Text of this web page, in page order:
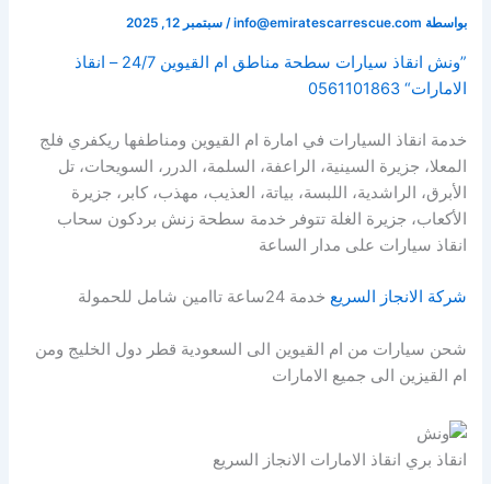
بواسطة info@emiratescarrescue.com
/سبتمبر 12, 2025
”ونش انقاذ سيارات سطحة مناطق ام القيوين 24/7 – انقاذ
الامارات“ 0561101863
خدمة انقاذ السيارات في امارة ام القيوين ومناطفها ريكفري فلج
المعلا، جزيرة السينية، الراعفة، السلمة، الدرر، السويحات، تل
الأبرق، الراشدية، اللبسة، بياتة، العذيب، مهذب، كابر، جزيرة
الأكعاب، جزيرة الغلة تتوفر خدمة سطحة زنش بردكون سحاب
انقاذ سيارات على مدار الساعة
شركة الانجاز السريع خدمة 24ساعة تاامين شامل للحمولة
شحن سيارات من ام القيوين الى السعودية قطر دول الخليج ومن
ام القيزين الى جميع الامارات
انقاذ بري انقاذ الامارات الانجاز السريع